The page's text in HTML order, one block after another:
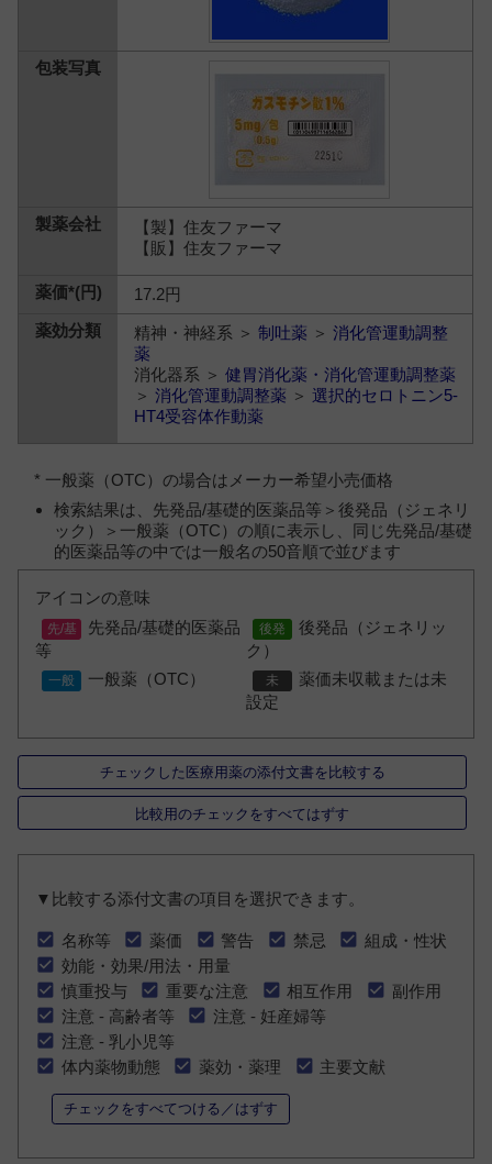
【製】住友ファーマ
【販】住友ファーマ
17.2円
精神・神経系 ＞制吐薬 ＞消化管運動調整
薬
消化器系 ＞健胃消化薬・消化管運動調整薬
＞消化管運動調整薬 ＞選択的セロトニン5-
HT4受容体作動薬
* 一般薬（OTC）の場合はメーカー希望小売価格
検索結果は、先発品/基礎的医薬品等＞後発品（ジェネリ
ック）＞一般薬（OTC）の順に表示し、同じ先発品/基礎
的医薬品等の中では一般名の50音順で並びます
アイコンの意味
先発品/基礎的医薬品
等
後発品（ジェネリッ
ク）
一般薬（OTC）
薬価未収載または未
設定
チェックした医療用薬の添付文書を比較する
比較用のチェックをすべてはずす
▼比較する添付文書の項目を選択できます。
名称等 薬価 警告 禁忌
組成・性状
効能・効果/用法・用量
慎重投与
重要な注意 相互作用
副作用
注意 - 高齢者等
注意 - 妊産婦等
注意 - 乳小児等
体内薬物動態
薬効・薬理 主要文献
チェックをすべてつける／はずす